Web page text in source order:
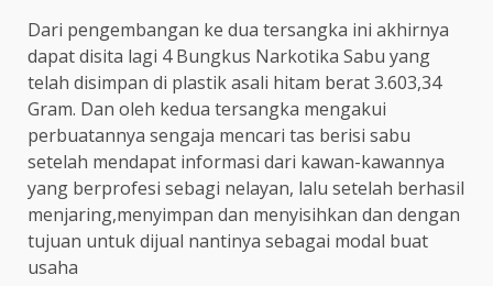
Dari pengembangan ke dua tersangka ini akhirnya
dapat disita lagi 4 Bungkus Narkotika Sabu yang
telah disimpan di plastik asali hitam berat 3.603,34
Gram. Dan oleh kedua tersangka mengakui
perbuatannya sengaja mencari tas berisi sabu
setelah mendapat informasi dari kawan-kawannya
yang berprofesi sebagi nelayan, lalu setelah berhasil
menjaring,menyimpan dan menyisihkan dan dengan
tujuan untuk dijual nantinya sebagai modal buat
usaha